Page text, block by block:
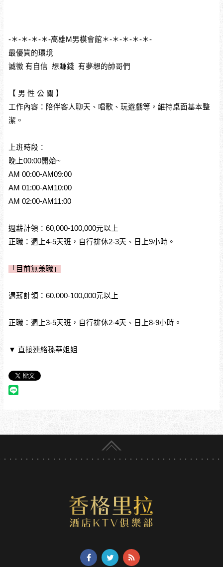
-＊-＊-＊-＊-高雄M男模會館＊-＊-＊-＊-＊-
最優質的環境
誠徵 有自信  想賺錢  有夢想的帥哥們
【 男 性 公 關 】
工作內容：陪伴客人聊天、唱歌、玩遊戲等，維持桌面基本整
潔。
上班時段：
晚上00:00開始~
AM 00:00-AM09:00
AM 01:00-AM10:00
AM 02:00-AM11:00
週薪計領：60,000-100,000元以上
正職：週上4-5天班，自行排休2-3天、日上9小時。
「目前無兼職」
週薪計領：60,000-100,000元以上
正職：週上3-5天班，自行排休2-4天、日上8-9小時。
▼ 直接連絡孫華姐姐